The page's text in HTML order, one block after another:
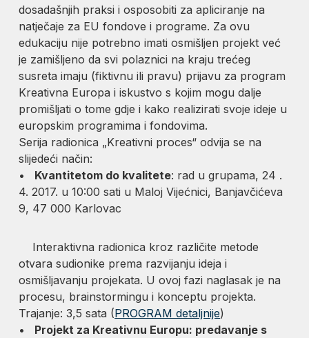
dosadašnjih praksi i osposobiti za apliciranje na
natječaje za EU fondove i programe. Za ovu
edukaciju nije potrebno imati osmišljen projekt već
je zamišljeno da svi polaznici na kraju trećeg
susreta imaju (fiktivnu ili pravu) prijavu za program
Kreativna Europa i iskustvo s kojim mogu dalje
promišljati o tome gdje i kako realizirati svoje ideje u
europskim programima i fondovima.
Serija radionica „Kreativni proces“ odvija se na
slijedeći način:
•
Kvantitetom do kvalitete: rad u grupama, 24 .
4. 2017. u 10:00 sati u Maloj Vijećnici, Banjavčićeva
9, 47 000 Karlovac
Interaktivna radionica kroz različite metode
otvara sudionike prema razvijanju ideja i
osmišljavanju projekata. U ovoj fazi naglasak je na
procesu, brainstormingu i konceptu projekta.
Trajanje: 3,5 sata (PROGRAM detaljnije)
•
Projekt za Kreativnu Europu: predavanje s